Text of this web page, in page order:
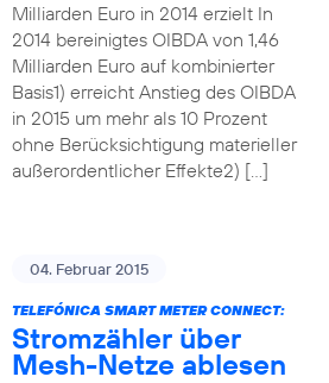
Milliarden Euro in 2014 erzielt In
2014 bereinigtes OIBDA von 1,46
Milliarden Euro auf kombinierter
Basis1) erreicht Anstieg des OIBDA
in 2015 um mehr als 10 Prozent
ohne Berücksichtigung materieller
außerordentlicher Effekte2) […]
04. Februar 2015
TELEFÓNICA SMART METER CONNECT:
Stromzähler über
Mesh-Netze ablesen